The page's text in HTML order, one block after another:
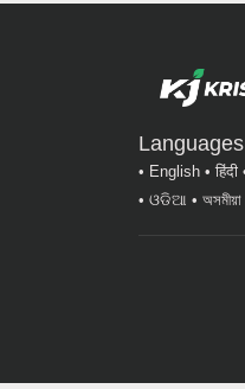
Languages
English हिंदी
ଓଡିଆ
অসমীয়া